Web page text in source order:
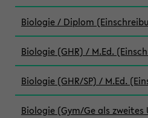
Biologie / Diplom
Biologie (GHR) / M.Ed.
Biologie (GHR/SP) / M.Ed.
Biologie (Gym/Ge als zweites